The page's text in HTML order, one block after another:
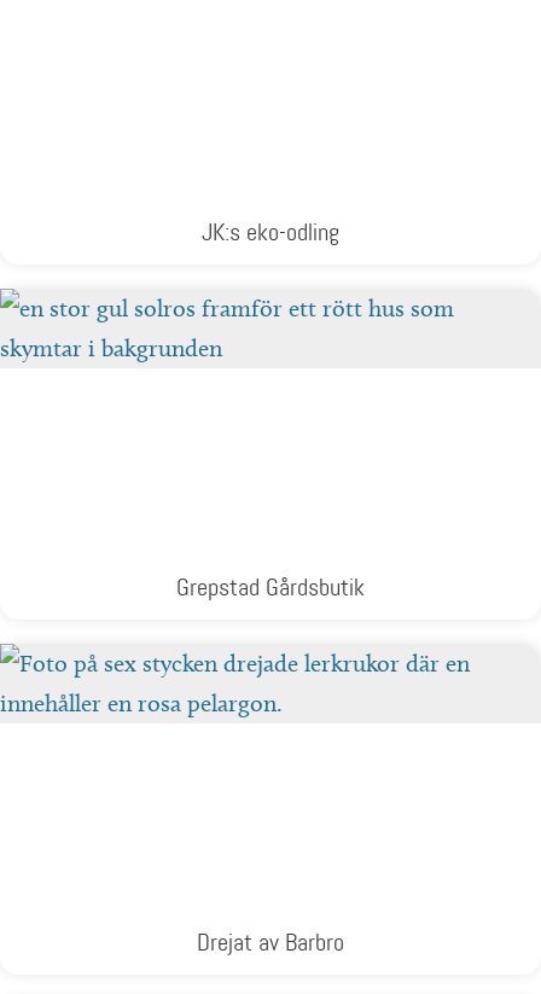
JK:s eko-odling
Grepstad Gårdsbutik
Drejat av Barbro